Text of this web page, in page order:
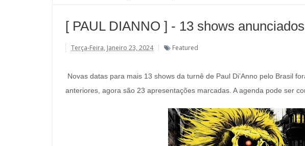
[ PAUL DIANNO ] - 13 shows
Terça-Feira, Janeiro 23, 2024 Featured
Novas datas para mais 13 shows da turnê de Paul Di’Anno pelo Brasil
anteriores, agora são 23 apresentações marcadas. A agenda pode ser